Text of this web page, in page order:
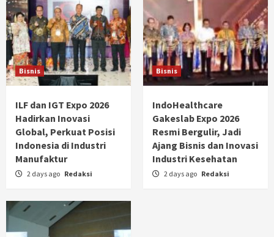
Bisnis
ILF dan IGT Expo 2026
Hadirkan Inovasi
Global, Perkuat Posisi
Indonesia di Industri
Manufaktur
2 days ago Redaksi
Bisnis
IndoHealthcare
Gakeslab Expo 2026
Resmi Bergulir, Jadi
Ajang Bisnis dan Inovasi
Industri Kesehatan
2 days ago Redaksi